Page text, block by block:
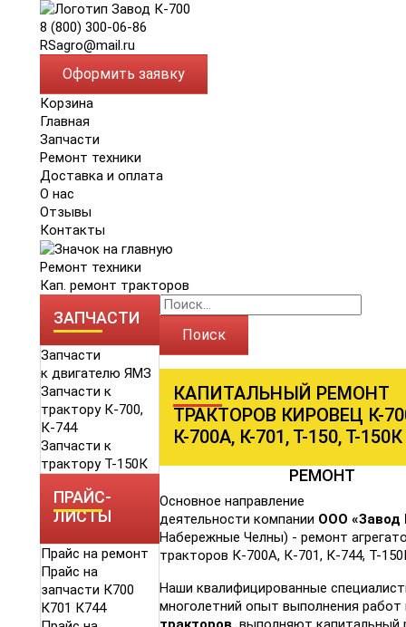
8 (800) 300-06-86
RSagro@mail.ru
Оформить заявку
Корзина
Главная
Запчасти
Ремонт техники
Доставка и оплата
О нас
Отзывы
Контакты
Ремонт техники
Кап. ремонт тракторов
ЗАПЧАСТИ
Запчасти
к двигателю ЯМЗ
Запчасти к
трактору К-700,
К-744
Запчасти к
трактору Т-150К
ПРАЙС-
ЛИСТЫ
Прайс на ремонт
Прайс на
запчасти К700
К701 К744
Поиск
КАПИТАЛЬНЫЙ РЕМОНТ
ТРАКТОРОВ КИРОВЕЦ К-
К-700А, К-701, Т-150, Т-150К
РЕМОНТ
Основное направление
деятельности компании ООО «Завод
Набережные Челны) - ремонт
тракторов К-700А, К-701, К-744, Т-
Наши квалифицированные
многолетний опыт выполнения работ